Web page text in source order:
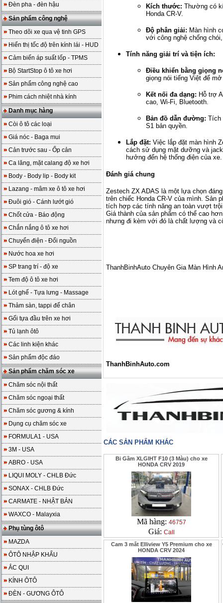
Đèn pha - đèn hậu
Sản phẩm công nghệ
Theo dõi xe qua vệ tinh GPS
Hiển thị tốc độ trên kính lái - HUD
Cảm biến áp suất lốp - TPMS
Bộ StartStop ô tô xe hơi
Sản phẩm công nghệ cao
Phim cách nhiệt nhà kính
Danh mục hàng
Còi ô tô các loại
Giá nóc - Baga mui
Cản trước sau - Ốp cản
Ca lăng, mặt calang độ xe hơi
Body - Body lip - Body kit
Lazang - mâm xe ô tô xe hơi
Đuôi gió - Cánh lướt gió
Chốt cửa - Báo động
Chắn nắng ô tô xe hơi
Chuyển điện - Đổi nguồn
Nước hoa xe hơi
SP trang trí - độ xe
Tem độ ô tô xe hơi
Lót ghế - Tựa lưng - Massage
Thảm sàn, tappi để chân
Gối tựa đầu trên xe hơi
Tủ lạnh ôtô
Các linh kiện khác
Sản phẩm độc đáo
Sản phẩm chăm sóc xe
Chăm sóc nội thất
Chăm sóc ngoại thất
Chăm sóc gương & kính
Dụng cụ chăm sóc xe
FORMULA1 - USA
3M - USA
ABRO - USA
LIQUI MOLY - CHLB Đức
SONAX - CHLB Đức
CARMATE - NHẬT BẢN
WAXCO - Malayxia
Phụ tùng ôtô
MAZDA
ÔTÔ NHẬP KHẨU
ẮC QUI
KÍNH ÔTÔ
ĐÈN - GƯƠNG ÔTÔ
Kích thước: Thường có
Honda CR-V.
Độ phân giải: Màn hình
với công nghệ chống
Tính năng giải trí và tiện ích:
Điều khiển bằng giọng
giọng nói tiếng Việt để
Kết nối đa dạng: Hỗ trợ
cao, Wi-Fi, Bluetooth.
Bản đồ dẫn đường: Tích
S1 bản quyền.
Lắp đặt: Việc lắp đặt màn hình
cách sử dụng mặt dưỡng và
hưởng đến hệ thống điện của xe.
Đánh giá chung
Zestech ZX ADAS là một lựa chọn
trên chiếc Honda CR-V của mình. Sản
tích hợp các tính năng an toàn vượt
Giá thành của sản phẩm có thể cao
nhưng đi kèm với đó là chất lượng và
ThanhBinhAuto Chuyên Gia Màn Hình
ThanhBinhAuto.com
CÁC SẢN PHẨM KHÁC
Bi Gầm XLGIHT F10 (3 Màu) cho xe
HONDA CRV 2019
Mã hàng: 46757
Giá: Call
Cam 3 mắt Elliview Y5 Premium cho xe
HONDA CRV 2024